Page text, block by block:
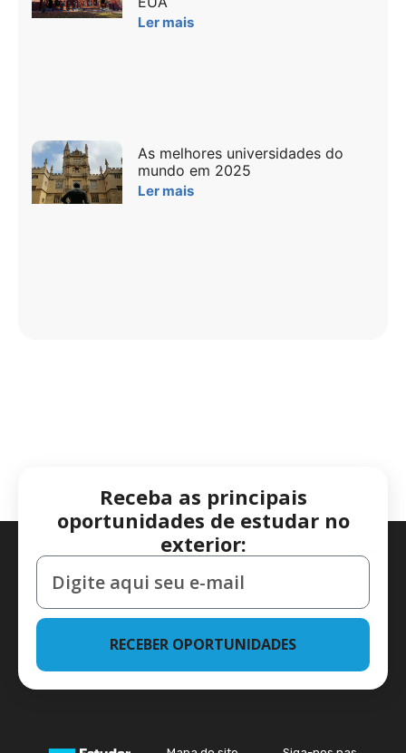
Ler mais
As melhores universidades do
mundo em 2025
Ler mais
Receba as principais
oportunidades de estudar no
exterior:
RECEBER OPORTUNIDADES